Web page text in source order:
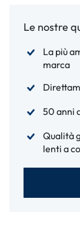
Le nostre
La più
marca
50 anni
Qualità
lenti a